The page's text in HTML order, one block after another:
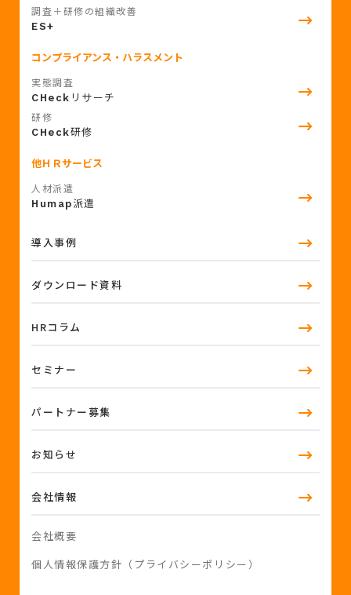
調査＋研修の組織改善
ES+
コンプライアンス・ハラスメント
実態調査
CHeck リサーチ
研修
CHeck研修
他ＨＲサービス
人材派遣
Humap 派遣
導入事例
ダウンロード資料
HRコラム
セミナー
パートナー募集
お知らせ
会社情報
会社概要
個人情報保護方針（プライバシーポリシー）